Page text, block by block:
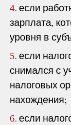
4. если
зарплата,
уровня в
5. если
снимался с
налоговых
нахождения;
6. если